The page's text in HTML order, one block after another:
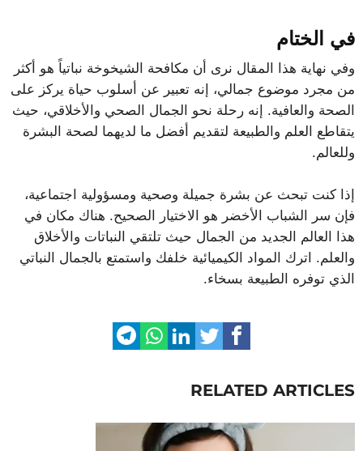
في الختام
وفي نهاية هذا المقال نرى أن مكافحة الشيخوخة نباتياً هو أكثر
من مجرد موضوع جمالي، إنه تعبير عن أسلوب حياة يركز على
الصحة والعافية. إنه رحلة نحو الجمال الصحي والأخلاقي، حيث
يتقاطع العلم والطبيعة لتقديم أفضل ما لديهما لصحة البشرة
وللعالم.
إذا كنت تبحث عن بشرة جميلة وصحية ومسؤولية اجتماعية،
فإن سر الشباب الأخضر هو الاختيار الصحيح. هناك مكان في
هذا العالم الجديد من الجمال حيث تلتقي النباتات والأخلاق
والعلم. اترك المواد الكيميائية خلفك واستمتع بالجمال النباتي
الذي توفره الطبيعة بسخاء.
RELATED ARTICLES